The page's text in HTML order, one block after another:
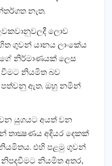
නැත.
ලොව
ගුවන් යානය ලාංකේය
නිර්මාණයක් ලෙස
වීමට නියමිත බව
පත්වනු ඇත. ඔහු නමින්
යුගයට අයත් වන
තාක්‍ෂණය අදියර දෙකක්
එහි පළමු ගුවන්
නිපදවීමට නියමිත අතර,